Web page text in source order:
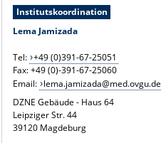
Institutskoordination
Lema Jamizada
Tel: +49 (0)391-67-25051
Fax: +49 (0)-391-67-25060
Email: lema.jamizada@med.ovgu.de
DZNE Gebäude - Haus 64
Leipziger Str. 44
39120 Magdeburg